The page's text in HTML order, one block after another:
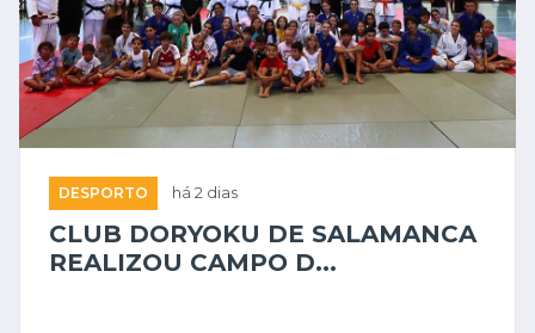
DESPORTO há 2 dias
CLUB DORYOKU DE SALAMANCA
REALIZOU CAMPO D...